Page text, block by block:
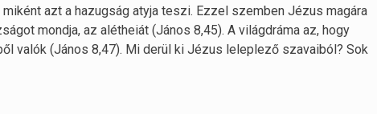
azt a hazugság atyja teszi. Ezzel szemben Jézus magára
mondja, az alétheiát (János 8,45). A világdráma az, hogy
valók (János 8,47). Mi derül ki Jézus leleplező szavaiból? Sok